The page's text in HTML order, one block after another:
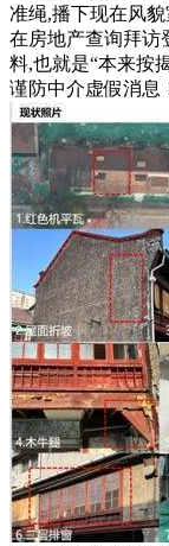
准绳,播下现在风
在房地产查询拜访
料,也就是“本来按
谨防中介虚假消息